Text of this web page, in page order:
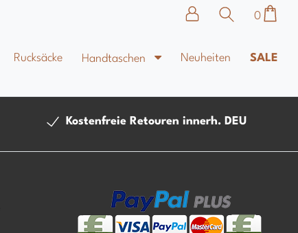
0
Rucksäcke Handtaschen Neuheiten SALE
Kostenfreie Retouren innerh. DEU